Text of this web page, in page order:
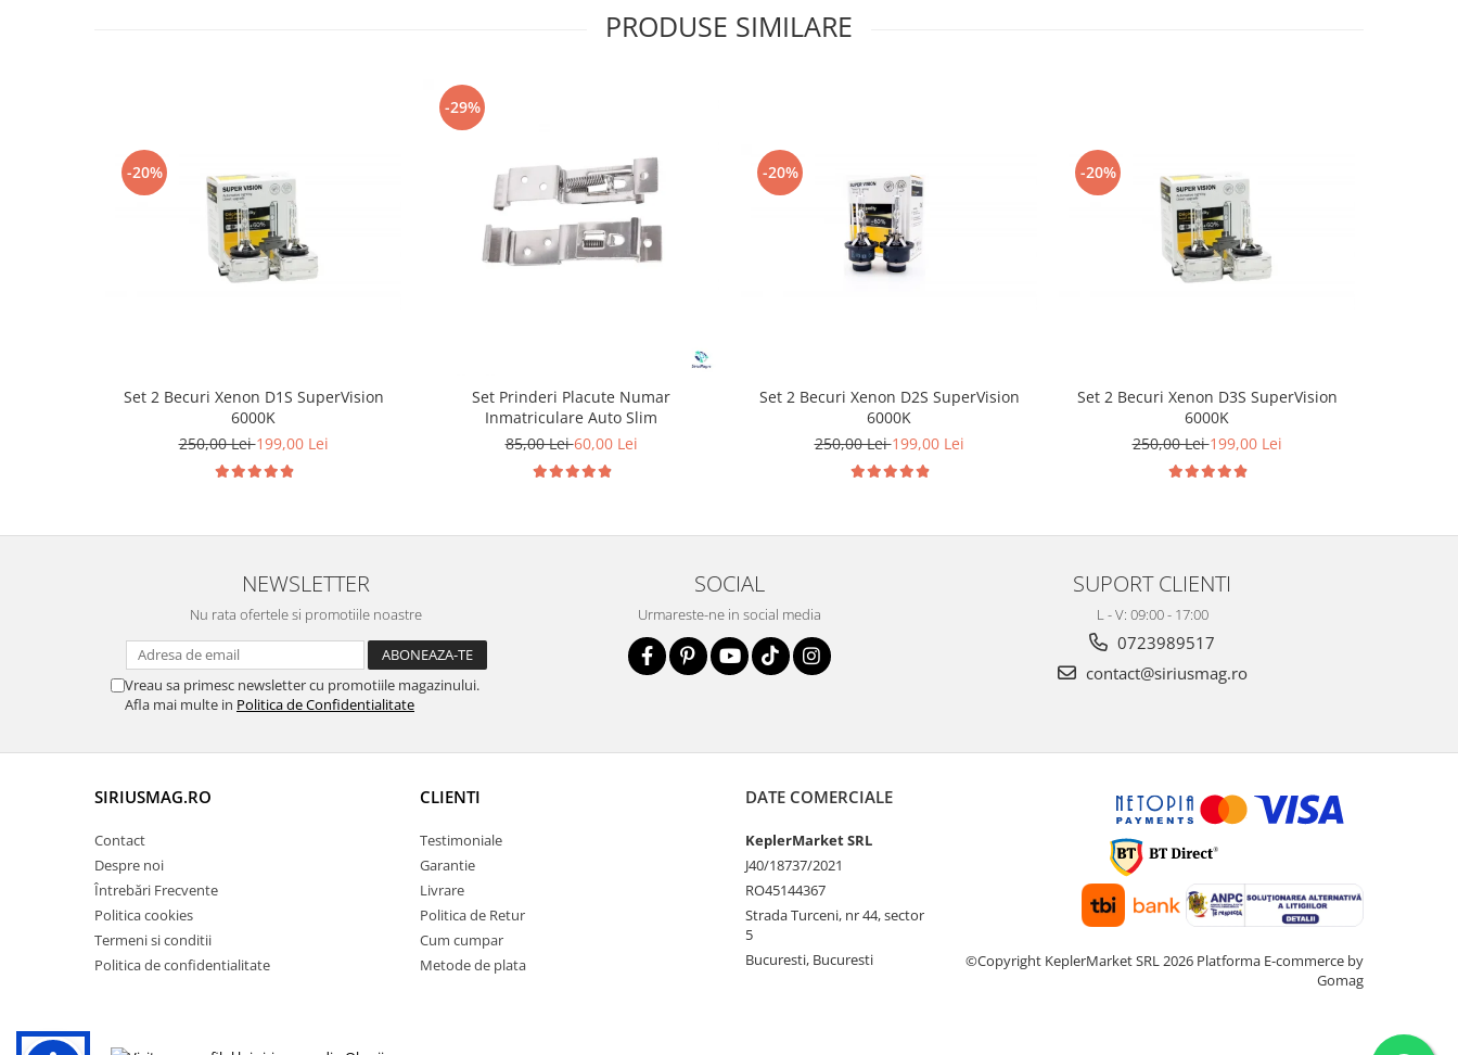
PRODUSE SIMILARE
-20%
Set 2 Becuri Xenon D1S SuperVision
6000K
250,00 Lei199,00 Lei
-29%
Set Prinderi Placute Numar
Inmatriculare Auto Slim
85,00 Lei60,00 Lei
-20%
Set 2 Becuri Xenon D2S SuperVision
6000K
250,00 Lei199,00 Lei
-20%
Set 2 Becuri Xenon D3S SuperVision
6000K
250,00 Lei199,00 Lei
NEWSLETTER
Nu rata ofertele si promotiile noastre
Vreau sa primesc newsletter cu promotiile magazinului.
Afla mai multe in Politica de Confidentialitate
SOCIAL
Urmareste-ne in social media
SUPORT CLIENTI
L - V: 09:00 - 17:00
0723989517
contact@siriusmag.ro
SIRIUSMAG.RO
Contact
Despre noi
Întrebări Frecvente
Politica cookies
Termeni si conditii
Politica de confidentialitate
CLIENTI
Testimoniale
Garantie
Livrare
Politica de Retur
Cum cumpar
Metode de plata
DATE COMERCIALE
KeplerMarket SRL
J40/18737/2021
RO45144367
Strada Turceni, nr 44, sector
5
Bucuresti, Bucuresti
©Copyright KeplerMarket SRL 2026 Platforma E-commerce by
Gomag